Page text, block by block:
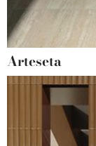
Arteseta